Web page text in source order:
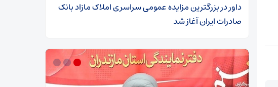
داوردر​بزرگترین مزایده عمومی سراسری املاک مازاد بانک
صادرات ایران آغاز شد